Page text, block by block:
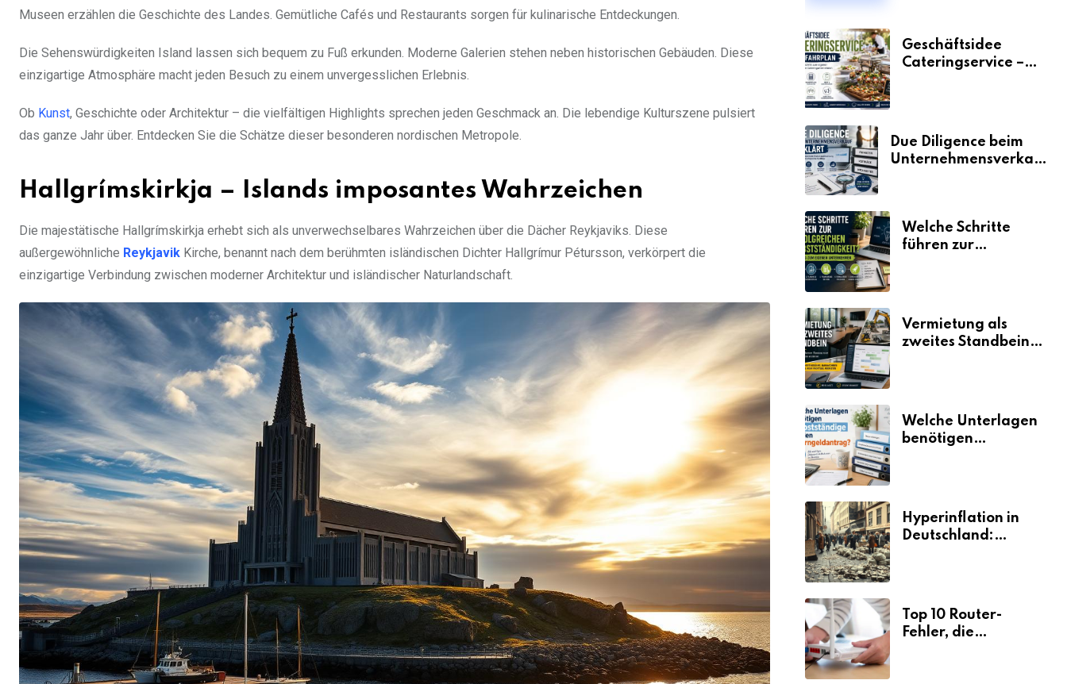
Museen erzählen die Geschichte des Landes. Gemütliche Cafés und Restaurants sorgen für kulinarische Entdeckungen.
Die Sehenswürdigkeiten Island lassen sich bequem zu Fuß erkunden. Moderne Galerien stehen neben historischen Gebäuden. Diese
einzigartige Atmosphäre macht jeden Besuch zu einem unvergesslichen Erlebnis.
Ob Kunst, Geschichte oder Architektur – die vielfältigen Highlights sprechen jeden Geschmack an. Die lebendige Kulturszene pulsiert
das ganze Jahr über. Entdecken Sie die Schätze dieser besonderen nordischen Metropole.
Hallgrímskirkja – Islands imposantes Wahrzeichen
Die majestätische Hallgrímskirkja erhebt sich als unverwechselbares Wahrzeichen über die Dächer Reykjaviks. Diese
außergewöhnliche Reykjavik Kirche, benannt nach dem berühmten isländischen Dichter Hallgrímur Pétursson, verkörpert die
einzigartige Verbindung zwischen moderner Architektur und isländischer Naturlandschaft.
Geschäftsidee
Cateringservice –
Due Diligence beim
Unternehmensverkauf
Welche Schritte
führen zur
Vermietung als
zweites Standbein:
Umsätze machen
Welche Unterlagen
benötigen
Hyperinflation in
Deutschland:
Top 10 Router-
Fehler, die